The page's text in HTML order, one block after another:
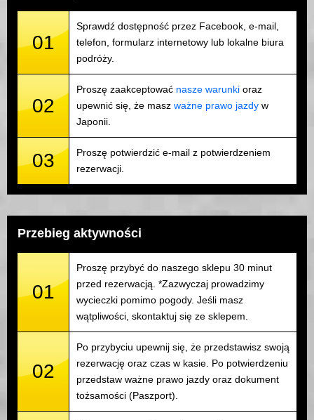
01
Sprawdź dostępność przez Facebook, e-mail,
telefon, formularz internetowy lub lokalne biura
podróży.
02
Proszę zaakceptować nasze warunki oraz
upewnić się, że masz ważne prawo jazdy w
Japonii.
03
Proszę potwierdzić e-mail z potwierdzeniem
rezerwacji.
Przebieg aktywności
01
Proszę przybyć do naszego sklepu 30 minut
przed rezerwacją. *Zazwyczaj prowadzimy
wycieczki pomimo pogody. Jeśli masz
wątpliwości, skontaktuj się ze sklepem.
02
Po przybyciu upewnij się, że przedstawisz swoją
rezerwację oraz czas w kasie. Po potwierdzeniu
przedstaw ważne prawo jazdy oraz dokument
tożsamości (Paszport).